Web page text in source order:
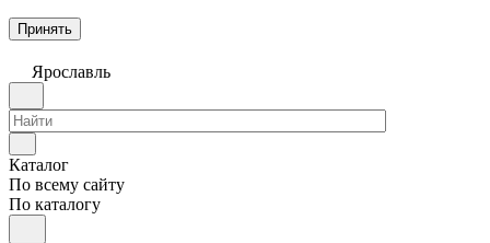
Принять
Ярославль
Каталог
По всему сайту
По каталогу